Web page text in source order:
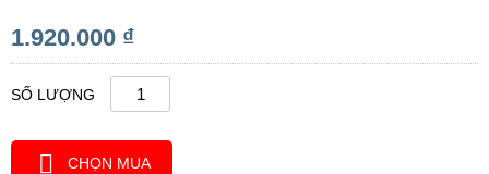
1.920.000 ₫
SỐ LƯỢNG
CHỌN MUA